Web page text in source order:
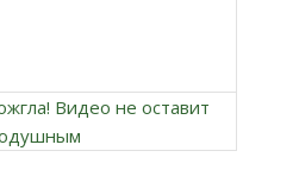
Видео не оставит